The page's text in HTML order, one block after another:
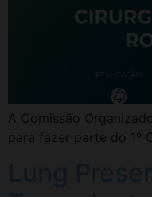
A Comissão
para fazer parte do 1º